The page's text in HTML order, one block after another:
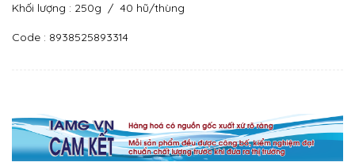
Khối lượng : 250g / 40 hũ/thùng
Code : 8938525893314